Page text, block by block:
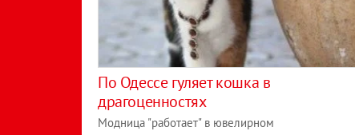
По Одессе гуляет кошка в
драгоценностях
Модница "работает" в ювелирном